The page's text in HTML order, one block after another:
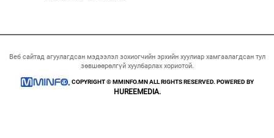
Веб сайтад агуулагдсан мэдээлэл зохиогчийн эрхийн хуулиар хамгаалагдсан тул
зөвшөөрөлгүй хуулбарлах хориотой.
COPYRIGHT © MMINFO.MN ALL RIGHTS RESERVED. POWERED BY
HUREEMEDIA.